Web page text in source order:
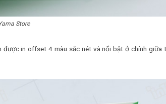
Store
in offset 4 màu sắc nét và nổi bật ở chính giữa